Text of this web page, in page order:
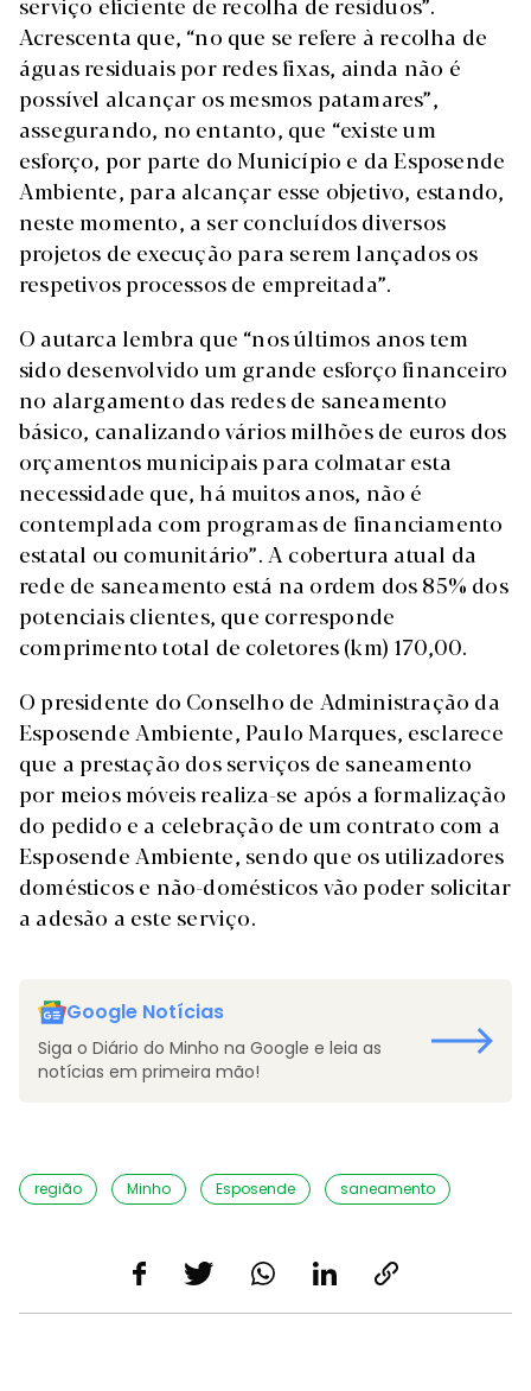
Acrescenta que, “no que se refere à recolha de
águas residuais por redes fixas, ainda não é
possível alcançar os mesmos patamares”,
assegurando, no entanto, que “existe um
esforço, por parte do Município e da Esposende
Ambiente, para alcançar esse objetivo, estando,
neste momento, a ser concluídos diversos
projetos de execução para serem lançados os
respetivos processos de empreitada”.
O autarca lembra que “nos últimos anos tem
sido desenvolvido um grande esforço financeiro
no alargamento das redes de saneamento
básico, canalizando vários milhões de euros dos
orçamentos municipais para colmatar esta
necessidade que, há muitos anos, não é
contemplada com programas de financiamento
estatal ou comunitário”. A cobertura atual da
rede de saneamento está na ordem dos 85% dos
potenciais clientes, que corresponde
comprimento total de coletores (km) 170,00.
O presidente do Conselho de Administração da
Esposende Ambiente, Paulo Marques, esclarece
que a prestação dos serviços de saneamento
por meios móveis realiza-se após a formalização
do pedido e a celebração de um contrato com a
Esposende Ambiente, sendo que os utilizadores
domésticos e não-domésticos vão poder solicitar
a adesão a este serviço.
Google Notícias
Siga o Diário do Minho na Google e leia as
notícias em primeira mão!
região Minho Esposende saneamento